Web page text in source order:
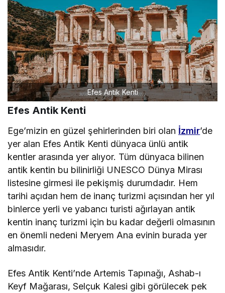
Efes Antik Kenti
Efes Antik Kenti
Ege’mizin en güzel şehirlerinden biri olan İzmir’de
yer alan Efes Antik Kenti dünyaca ünlü antik
kentler arasında yer alıyor. Tüm dünyaca bilinen
antik kentin bu bilinirliği UNESCO Dünya Mirası
listesine girmesi ile pekişmiş durumdadır. Hem
tarihi açıdan hem de inanç turizmi açısından her yıl
binlerce yerli ve yabancı turisti ağırlayan antik
kentin inanç turizmi için bu kadar değerli olmasının
en önemli nedeni Meryem Ana evinin burada yer
almasıdır.
Efes Antik Kenti’nde Artemis Tapınağı, Ashab-ı
Keyf Mağarası, Selçuk Kalesi gibi görülecek pek